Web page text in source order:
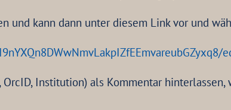
und kann dann unter diesem Link vor und
Institution) als Kommentar